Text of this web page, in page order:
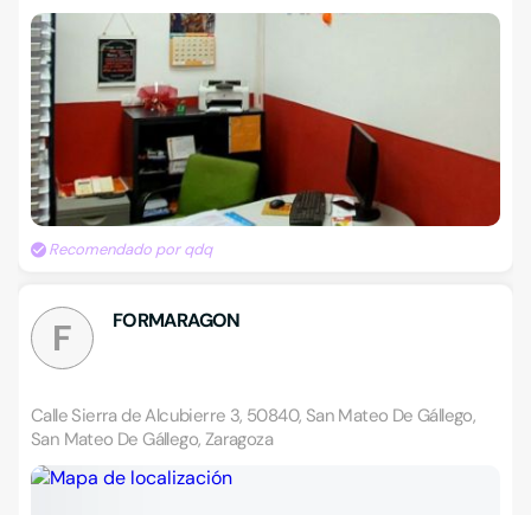
Recomendado por qdq
F FORMARAGON
Calle Sierra de Alcubierre 3, 50840, San Mateo De Gállego,
San Mateo De Gállego, Zaragoza